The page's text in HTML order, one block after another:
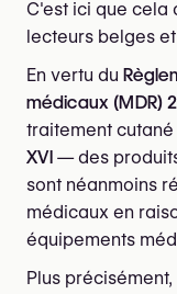
C'est ici que cela
lecteurs belges
En vertu du
médicaux (MDR)
traitement
XVI — des
sont néanmoins
médicaux en
équipements
Plus